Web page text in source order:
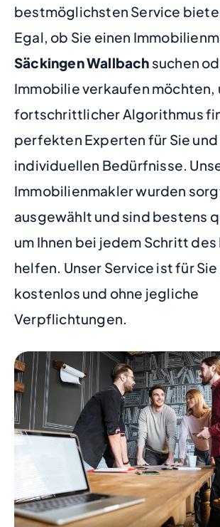
bestmöglichsten Service
Egal, ob Sie einen
Säckingen Wallbach suchen
Immobilie verkaufen möchten,
fortschrittlicher Algorithmus
perfekten Experten für Sie und
individuellen Bedürfnisse.
Immobilienmakler wurden
ausgewählt und sind bestens
um Ihnen bei jedem Schritt des
helfen. Unser Service ist für
kostenlos und ohne jegliche
Verpflichtungen.